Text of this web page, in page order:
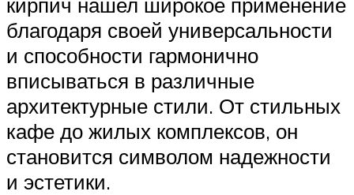
благодаря своей универсальности
и способности гармонично
вписываться в различные
архитектурные стили. От стильных
кафе до жилых комплексов, он
становится символом надежности
и эстетики.